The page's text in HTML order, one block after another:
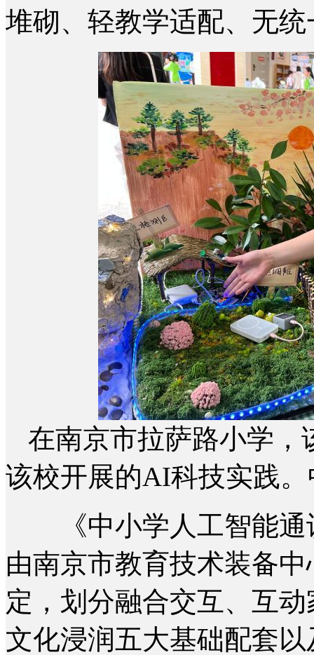
堆砌、轻教学适配、无
在南京市拉萨路小学，
该校开展的AI科技实践
《中小学人工智能通
由南京市教育技术装备
定，划分融合交互、互
文化浸润五大基础配套